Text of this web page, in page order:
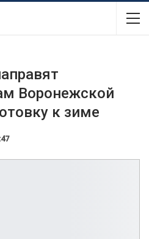
Воронежской
к зиме